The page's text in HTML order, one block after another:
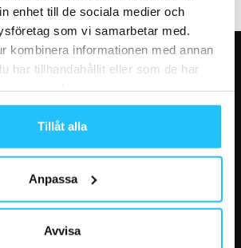
enhet till de sociala medier och
som vi samarbetar med.
kombinera informationen med annan
har tillhandahållit eller som de har
Tillåt alla
Anpassa
Avvisa
kommer aldrig kunna ersätta en frukost
träningspasset
Europas gymmarknad går in i en ny
– och...